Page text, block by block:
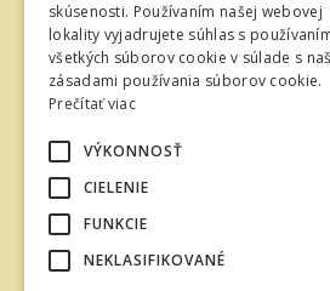
960 01 Zvolen
Slovenská republika
Tel.: +421-45-520 61 11
Fax: +421-45-533 00 27
skúsenosti. Používaním našej webovej
lokality vyjadrujete súhlas s
všetkých súborov cookie v súlade s
zásadami používania súborov cookie.
Prečítať viac
VÝKONNOSŤ
CIELENIE
FUNKCIE
NEKLASIFIKOVANÉ